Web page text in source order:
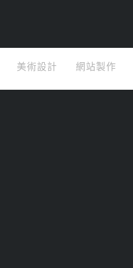
美術設計 網站製作